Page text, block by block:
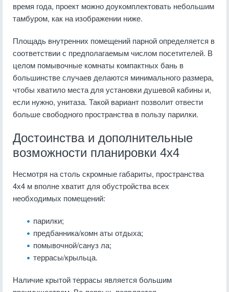
время года, проект можно доукомплектовать небольшим
тамбуром, как на изображении ниже.
Площадь внутренних помещений парной определяется в
соответствии с предполагаемым числом посетителей. В
целом помывочные комнаты компактных бань в
большинстве случаев делаются минимального размера,
чтобы хватило места для установки душевой кабины и,
если нужно, унитаза. Такой вариант позволит отвести
больше свободного пространства в пользу парилки.
Достоинства и дополнительные
возможности планировки 4х4
Несмотря на столь скромные габариты, пространства
4х4 м вполне хватит для обустройства всех
необходимых помещений:
парилки;
предбанника/комн аты отдыха;
помывочной/сануз ла;
террасы/крыльца.
Наличие крытой террасы является большим